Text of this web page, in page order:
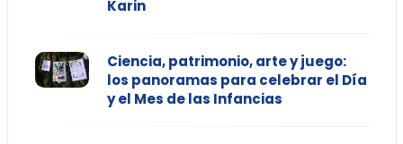
Karin
Ciencia, patrimonio, arte y juego:
los panoramas para celebrar el Día
y el Mes de las Infancias